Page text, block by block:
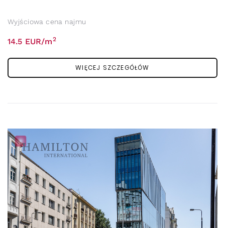
Wyjściowa cena najmu
14.5 EUR/m2
WIĘCEJ SZCZEGÓŁÓW